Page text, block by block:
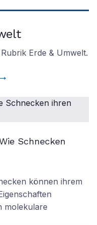
Erde & Umwelt.
Schnecken
können ihrem
molekulare